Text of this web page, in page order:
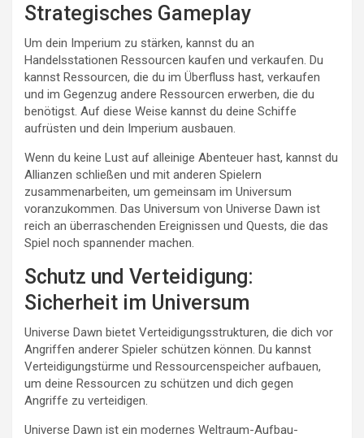
Strategisches Gameplay
Um dein Imperium zu stärken, kannst du an
Handelsstationen Ressourcen kaufen und verkaufen. Du
kannst Ressourcen, die du im Überfluss hast, verkaufen
und im Gegenzug andere Ressourcen erwerben, die du
benötigst. Auf diese Weise kannst du deine Schiffe
aufrüsten und dein Imperium ausbauen.
Wenn du keine Lust auf alleinige Abenteuer hast, kannst du
Allianzen schließen und mit anderen Spielern
zusammenarbeiten, um gemeinsam im Universum
voranzukommen. Das Universum von Universe Dawn ist
reich an überraschenden Ereignissen und Quests, die das
Spiel noch spannender machen.
Schutz und Verteidigung:
Sicherheit im Universum
Universe Dawn bietet Verteidigungsstrukturen, die dich vor
Angriffen anderer Spieler schützen können. Du kannst
Verteidigungstürme und Ressourcenspeicher aufbauen,
um deine Ressourcen zu schützen und dich gegen
Angriffe zu verteidigen.
Universe Dawn ist ein modernes Weltraum-Aufbau-